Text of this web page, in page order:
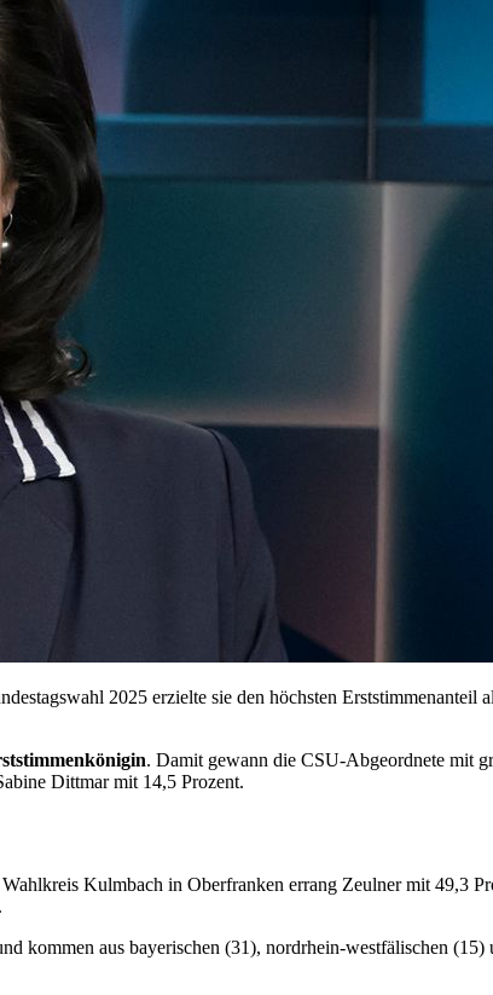
2025 erzielte sie den höchsten Erststimmenanteil
. Damit gewann die CSU-Abgeordnete mit
Dittmar mit 14,5 Prozent.
Kulmbach in Oberfranken errang Zeulner mit 49,3
kommen aus bayerischen (31), nordrhein-westfälischen (15)